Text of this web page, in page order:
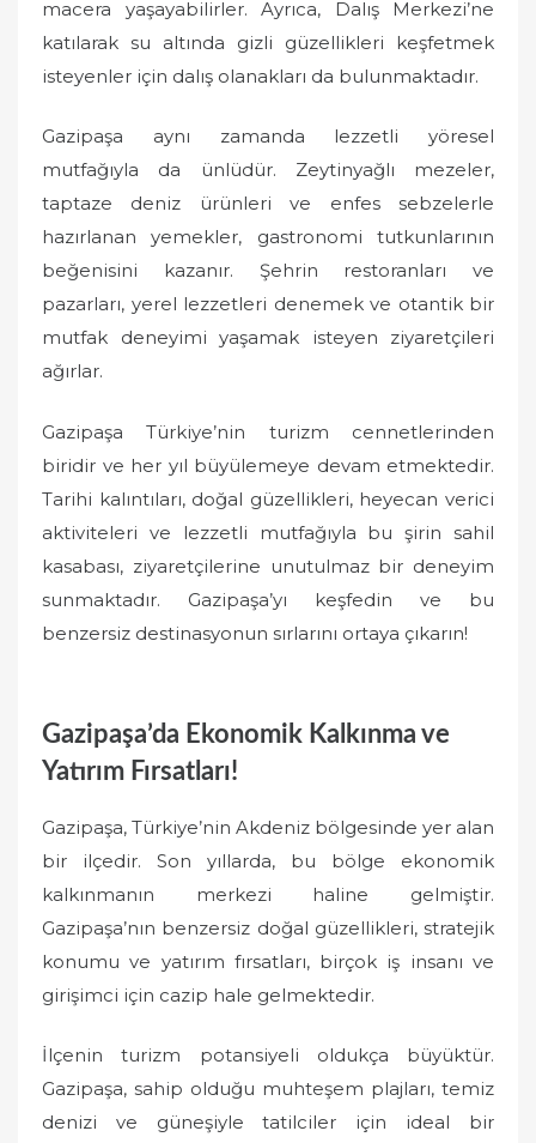
macera yaşayabilirler. Ayrıca, Dalış Merkezi’ne
katılarak su altında gizli güzellikleri keşfetmek
isteyenler için dalış olanakları da bulunmaktadır.
Gazipaşa aynı zamanda lezzetli yöresel
mutfağıyla da ünlüdür. Zeytinyağlı mezeler,
taptaze deniz ürünleri ve enfes sebzelerle
hazırlanan yemekler, gastronomi tutkunlarının
beğenisini kazanır. Şehrin restoranları ve
pazarları, yerel lezzetleri denemek ve otantik bir
mutfak deneyimi yaşamak isteyen ziyaretçileri
ağırlar.
Gazipaşa Türkiye’nin turizm cennetlerinden
biridir ve her yıl büyülemeye devam etmektedir.
Tarihi kalıntıları, doğal güzellikleri, heyecan verici
aktiviteleri ve lezzetli mutfağıyla bu şirin sahil
kasabası, ziyaretçilerine unutulmaz bir deneyim
sunmaktadır. Gazipaşa’yı keşfedin ve bu
benzersiz destinasyonun sırlarını ortaya çıkarın!
Gazipaşa’da Ekonomik Kalkınma ve
Yatırım Fırsatları!
Gazipaşa, Türkiye’nin Akdeniz bölgesinde yer alan
bir ilçedir. Son yıllarda, bu bölge ekonomik
kalkınmanın merkezi haline gelmiştir.
Gazipaşa’nın benzersiz doğal güzellikleri, stratejik
konumu ve yatırım fırsatları, birçok iş insanı ve
girişimci için cazip hale gelmektedir.
İlçenin turizm potansiyeli oldukça büyüktür.
Gazipaşa, sahip olduğu muhteşem plajları, temiz
denizi ve güneşiyle tatilciler için ideal bir